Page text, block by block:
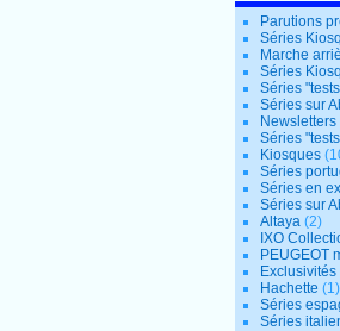
Parutions
Séries
Marche
Séries
Séries
Séries sur
Newsletters
Séries
Kiosques
Séries
Séries en
Séries sur
Altaya (2)
IXO
PEUGEOT
Exclusivités
Hachette (1)
Séries
Séries